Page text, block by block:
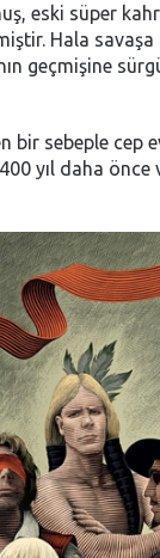
eski süper
Hala savaşa
geçmişine
bir sebeple cep
yıl daha önce